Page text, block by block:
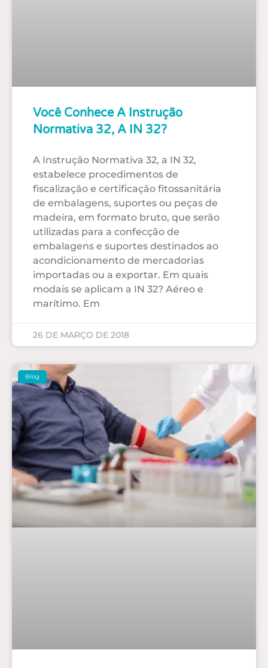
Você Conhece A Instrução
Normativa 32, A IN 32?
A Instrução Normativa 32, a IN 32,
estabelece procedimentos de
fiscalização e certificação fitossanitária
de embalagens, suportes ou peças de
madeira, em formato bruto, que serão
utilizadas para a confecção de
embalagens e suportes destinados ao
acondicionamento de mercadorias
importadas ou a exportar. Em quais
modais se aplicam a IN 32? Aéreo e
marítimo. Em
26 DE MARÇO DE 2018
Blog